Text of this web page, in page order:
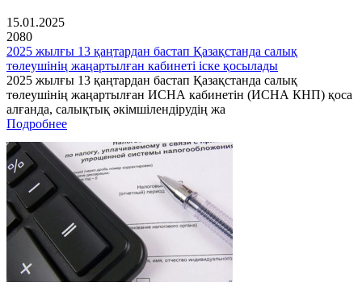
15.01.2025
2080
2025 жылғы 13 қаңтардан бастап Қазақстанда салық
төлеушінің жаңартылған кабинеті іске қосылады
2025 жылғы 13 қаңтардан бастап Қазақстанда салық
төлеушінің жаңартылған ИСНА кабинетін (ИСНА КНП) қоса
алғанда, салықтық әкімшілендірудің жа
Подробнее